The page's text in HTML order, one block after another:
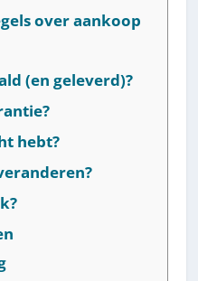
over aankoop
(en geleverd)?
hebt?